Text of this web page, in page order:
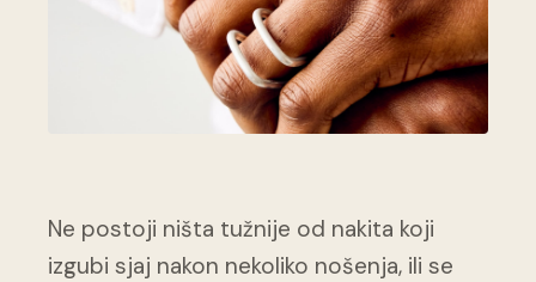
Ne postoji ništa tužnije od nakita koji
izgubi sjaj nakon nekoliko nošenja, ili se